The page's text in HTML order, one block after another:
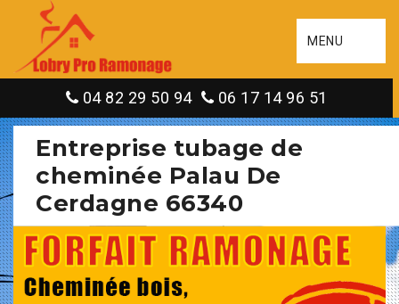
MENU
04 82 29 50 94 06 17 14 96 51
Entreprise tubage de
cheminée Palau De
Cerdagne 66340